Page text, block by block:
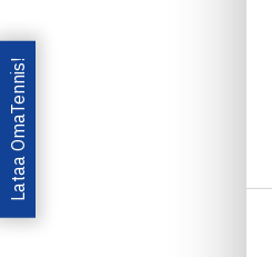
Lataa OmaTennis!